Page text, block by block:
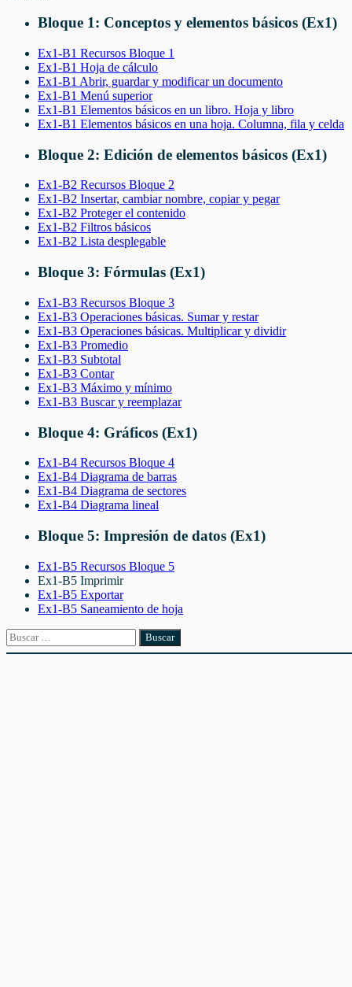
Bloque 1: Conceptos y elementos básicos (Ex1)
Ex1-B1 Recursos Bloque 1
Ex1-B1 Hoja de cálculo
Ex1-B1 Abrir, guardar y modificar un documento
Ex1-B1 Menú superior
Ex1-B1 Elementos básicos en un libro. Hoja y libro
Ex1-B1 Elementos básicos en una hoja. Columna, fila y celda
Bloque 2: Edición de elementos básicos (Ex1)
Ex1-B2 Recursos Bloque 2
Ex1-B2 Insertar, cambiar nombre, copiar y pegar
Ex1-B2 Proteger el contenido
Ex1-B2 Filtros básicos
Ex1-B2 Lista desplegable
Bloque 3: Fórmulas (Ex1)
Ex1-B3 Recursos Bloque 3
Ex1-B3 Operaciones básicas. Sumar y restar
Ex1-B3 Operaciones básicas. Multiplicar y dividir
Ex1-B3 Promedio
Ex1-B3 Subtotal
Ex1-B3 Contar
Ex1-B3 Máximo y mínimo
Ex1-B3 Buscar y reemplazar
Bloque 4: Gráficos (Ex1)
Ex1-B4 Recursos Bloque 4
Ex1-B4 Diagrama de barras
Ex1-B4 Diagrama de sectores
Ex1-B4 Diagrama lineal
Bloque 5: Impresión de datos (Ex1)
Ex1-B5 Recursos Bloque 5
Ex1-B5 Imprimir
Ex1-B5 Exportar
Ex1-B5 Saneamiento de hoja
Buscar: